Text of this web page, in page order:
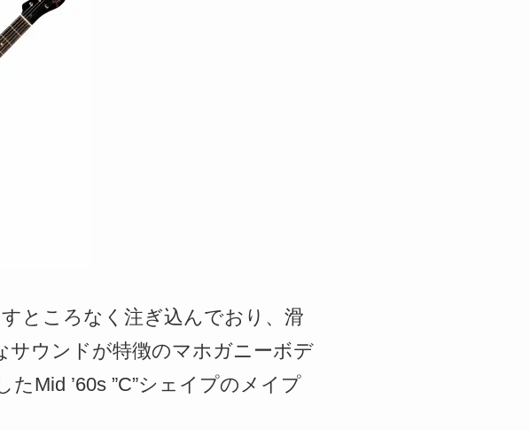
ところなく注ぎ込んでおり、滑
サウンドが特徴のマホガニーボデ
Mid ’60s ”C”シェイプのメイプ